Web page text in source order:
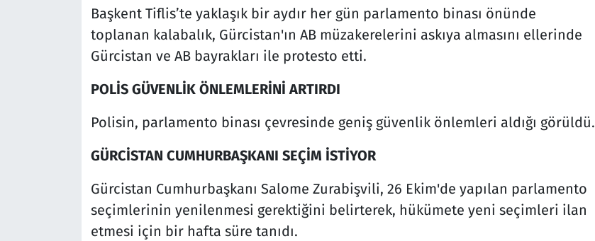
Başkent Tiflis’te yaklaşık bir aydır her gün parlamento binası önünde
toplanan kalabalık, Gürcistan'ın AB müzakerelerini askıya almasını ellerinde
Gürcistan ve AB bayrakları ile protesto etti.
POLİS GÜVENLİK ÖNLEMLERİNİ ARTIRDI
Polisin, parlamento binası çevresinde geniş güvenlik önlemleri aldığı görüldü.
GÜRCİSTAN CUMHURBAŞKANI SEÇİM İSTİYOR
Gürcistan Cumhurbaşkanı Salome Zurabişvili, 26 Ekim'de yapılan parlamento
seçimlerinin yenilenmesi gerektiğini belirterek, hükümete yeni seçimleri ilan
etmesi için bir hafta süre tanıdı.